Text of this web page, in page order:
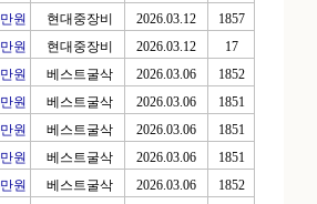
원 현대중장비 2026.03.12
1857
원 현대중장비 2026.03.12
17
원 베스트굴삭 2026.03.06
1852
원 베스트굴삭 2026.03.06
1851
원 베스트굴삭 2026.03.06
1851
원 베스트굴삭 2026.03.06
1851
원 베스트굴삭 2026.03.06
1852